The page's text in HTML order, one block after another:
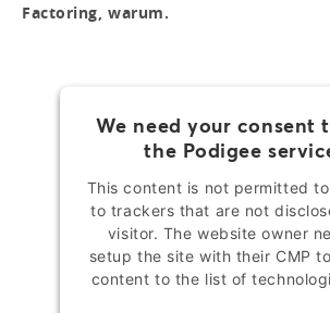
Factoring, warum.
We need your consent
the Podigee
This content is not permitted
to trackers that are not
visitor. The website owner
setup the site with their CMP
content to the list of